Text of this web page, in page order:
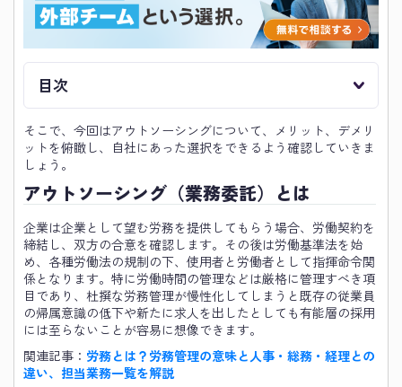
目次
そこで、今回はアウトソーシングについて、メリット、デメリ
ットを俯瞰し、自社にあった選択をできるよう確認していきま
しょう。
アウトソーシング（業務委託）とは
企業は企業として望む労務を提供してもらう場合、労働契約を
締結し、双方の合意を確認します。その後は労働基準法を始
め、各種労働法の規制の下、使用者と労働者として指揮命令関
係となります。特に労働時間の管理などは厳格に管理すべき項
目であり、杜撰な労務管理が慢性化してしまうと既存の従業員
の帰属意識の低下や新たに求人を出したとしても有能層の採用
には至らないことが容易に想像できます。
関連記事： 労務とは？労務管理の意味と人事・総務・経理との
違い、担当業務一覧を解説